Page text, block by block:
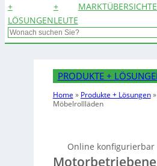
+
LÖSUNGEN
+
LEUTE
Search
PRODUKTE +
Home » Produkte + Lösungen»
Möbelrollläden
Online konfigurierbar
Motorbetriebene